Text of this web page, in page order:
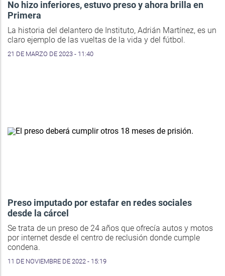
No hizo inferiores, estuvo preso y ahora brilla en
Primera
La historia del delantero de Instituto, Adrián Martínez, es un
claro ejemplo de las vueltas de la vida y del fútbol.
21 DE MARZO DE 2023 - 11:40
Preso imputado por estafar en redes sociales
desde la cárcel
Se trata de un preso de 24 años que ofrecía autos y motos
por internet desde el centro de reclusión donde cumple
condena.
11 DE NOVIEMBRE DE 2022 - 15:19